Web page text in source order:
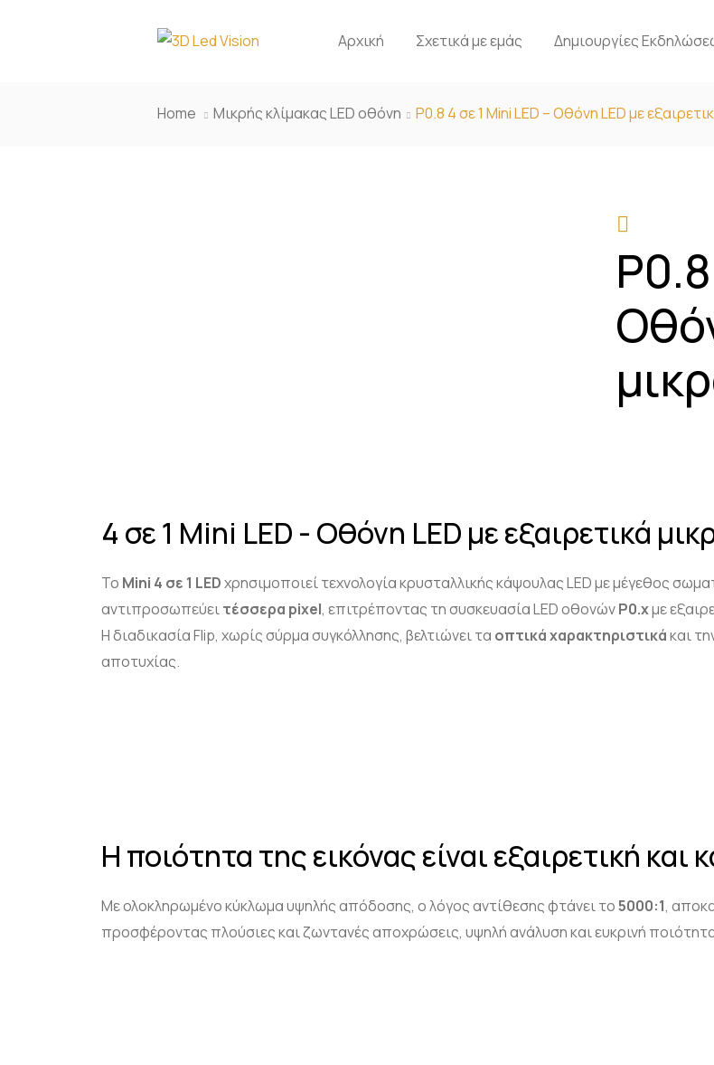
Αρχική Σχετικά με εμάς Δημιουργίες
Home Μικρής κλίμακας LED οθόνη P0.8 4 σε 1 Mini LED – Οθόνη LED με
4 σε 1 Mini LED - Οθόνη LED με εξαιρετικά
Το Mini 4 σε 1 LEDχρησιμοποιεί τεχνολογία κρυσταλλικής κάψουλας LED με μέγεθος
αντιπροσωπεύειτέσσερα pixel, επιτρέποντας τη συσκευασία LED οθονώνP0.xμε
Η διαδικασία Flip, χωρίς σύρμα συγκόλλησης, βελτιώνει τα οπτικά χαρακτηριστικάκαι
αποτυχίας.
Η ποιότητα της εικόνας είναι εξαιρετική και
Με ολοκληρωμένο κύκλωμα υψηλής απόδοσης, ο λόγος αντίθεσης φτάνει το5000:1,
προσφέροντας πλούσιες και ζωντανές αποχρώσεις, υψηλή ανάλυση και ευκρινή